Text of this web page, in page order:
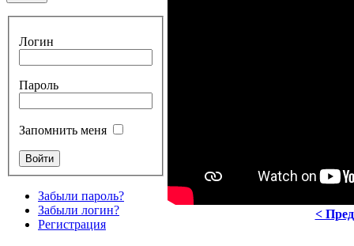
Логин
Пароль
Запомнить меня
Забыли пароль?
Забыли логин?
Регистрация
<